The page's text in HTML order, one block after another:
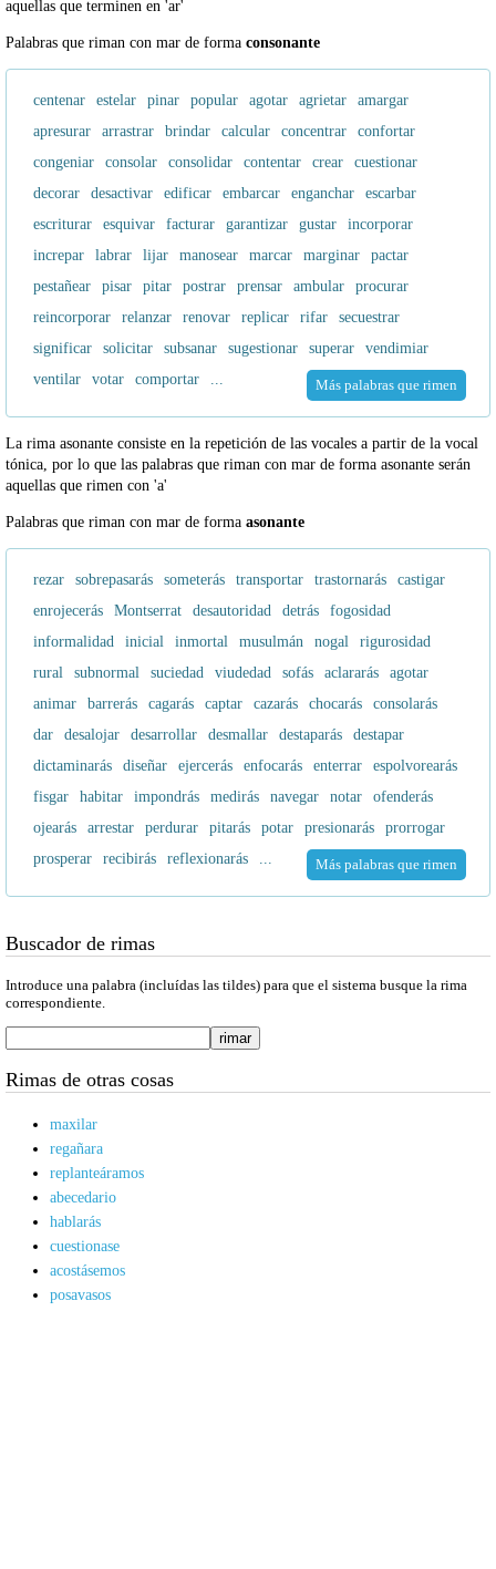
aquellas que terminen en 'ar'
Palabras que riman con mar de forma consonante
centenar estelar pinar popular agotar agrietar
amargar
apresurar
arrastrar brindar calcular concentrar
confortar
congeniar
consolar consolidar contentar crear
cuestionar
decorar
desactivar edificar embarcar enganchar
escarbar
escriturar
esquivar facturar garantizar gustar
incorporar
increpar
labrar lijar manosear marcar marginar
pactar
pestañear
pisar pitar postrar prensar ambular
procurar
reincorporar
relanzar renovar replicar rifar
secuestrar
significar
solicitar subsanar sugestionar superar
vendimiar
ventilar
votar comportar ... Más palabras que rimen
La rima asonante consiste en la repetición de las vocales a partir de la vocal
tónica, por lo que las palabras que riman con mar de forma asonante serán
aquellas que rimen con 'a'
Palabras que riman con mar de forma asonante
rezar sobrepasarás someterás transportar trastornarás
castigar
enrojecerás
Montserrat desautoridad detrás
fogosidad
informalidad
inicial inmortal musulmán nogal
rigurosidad
rural
subnormal suciedad viudedad sofás aclararás
agotar
animar
barrerás cagarás captar cazarás chocarás
consolarás
dar
desalojar desarrollar desmallar destaparás
destapar
dictaminarás
diseñar ejercerás enfocarás enterrar
espolvorearás
fisgar
habitar impondrás medirás navegar notar
ofenderás
ojearás
arrestar perdurar pitarás potar presionarás
prorrogar
prosperar
recibirás reflexionarás ... Más palabras que rimen
Buscador de rimas
Introduce una palabra (incluídas las tildes) para que el sistema busque la rima
correspondiente.
Rimas de otras cosas
maxilar
regañara
replanteáramos
abecedario
hablarás
cuestionase
acostásemos
posavasos